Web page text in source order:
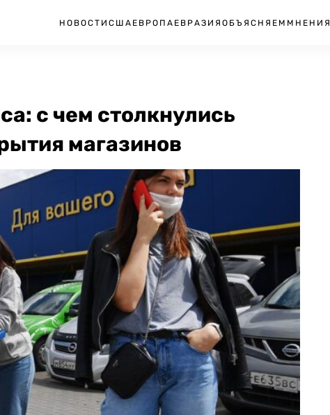
НОВОСТИ США ЕВРОПА ЕВРАЗИЯ ОБЪЯСНЯЕМ МНЕНИЯ
с чем столкнулись
магазинов